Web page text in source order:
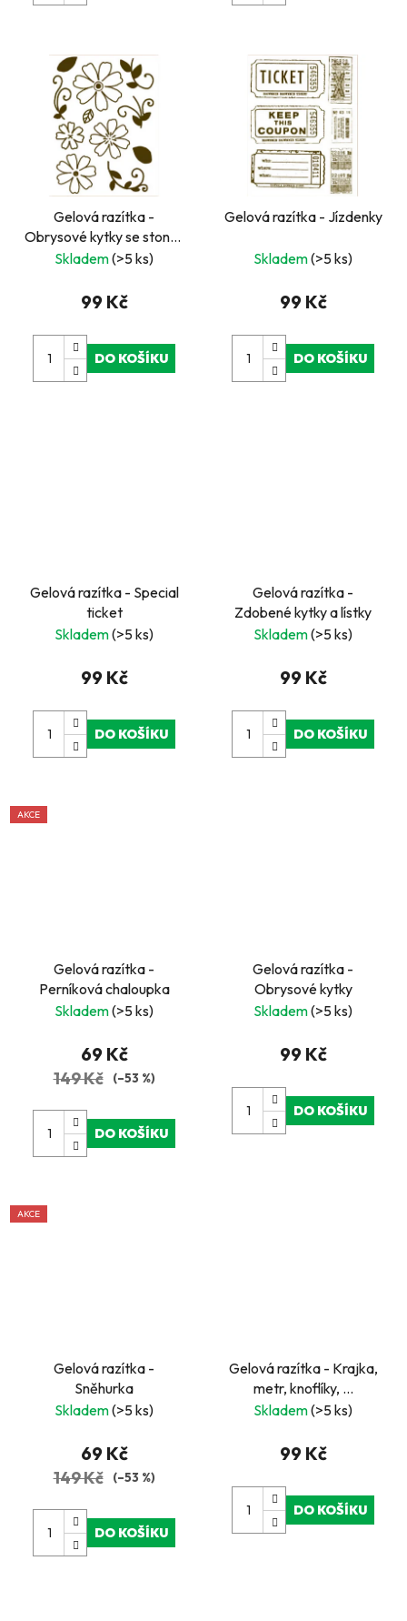
Gelová razítka -
Obrysové kytky se stonky
a lístky
Skladem(>5 ks)
99 Kč
DO KOŠÍKU
Gelová razítka - Jízdenky
Skladem(>5 ks)
99 Kč
DO KOŠÍKU
Gelová razítka - Special
ticket
Skladem(>5 ks)
99 Kč
DO KOŠÍKU
Gelová razítka -
Zdobené kytky a lístky
Skladem(>5 ks)
99 Kč
DO KOŠÍKU
AKCE
Gelová razítka -
Perníková chaloupka
Skladem(>5 ks)
69 Kč
149 Kč (–53 %)
DO KOŠÍKU
Gelová razítka -
Obrysové kytky
Skladem(>5 ks)
99 Kč
DO KOŠÍKU
AKCE
Gelová razítka -
Sněhurka
Skladem(>5 ks)
69 Kč
149 Kč (–53 %)
DO KOŠÍKU
Gelová razítka - Krajka,
metr, knoflíky, ...
Skladem(>5 ks)
99 Kč
DO KOŠÍKU